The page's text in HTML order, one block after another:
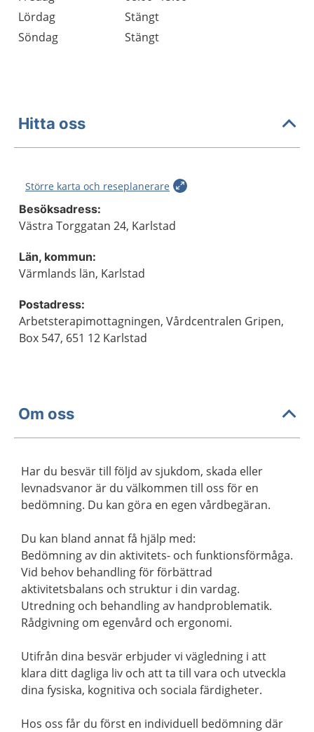
Lördag
Stängt
Söndag
Stängt
Hitta oss
Större karta och reseplanerare
Besöksadress:
Västra Torggatan 24, Karlstad
Län, kommun:
Värmlands län, Karlstad
Postadress:
Arbetsterapimottagningen, Vårdcentralen Gripen,
Box 547, 651 12 Karlstad
Om oss
Har du besvär till följd av sjukdom, skada eller
levnadsvanor är du välkommen till oss för en
bedömning. Du kan göra en egen vårdbegäran.
Du kan bland annat få hjälp med:
Bedömning av din aktivitets- och funktionsförmåga.
Vid behov behandling för förbättrad
aktivitetsbalans och struktur i din vardag.
Utredning och behandling av handproblematik.
Rådgivning om egenvård och ergonomi.
Utifrån dina besvär erbjuder vi vägledning i att
klara ditt dagliga liv och att ta till vara och utveckla
dina fysiska, kognitiva och sociala färdigheter.
Hos oss får du först en individuell bedömning där